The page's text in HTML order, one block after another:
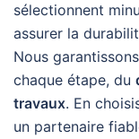
sélectionnent
assurer la
Nous
chaque étape, du
travaux. En
un partenaire